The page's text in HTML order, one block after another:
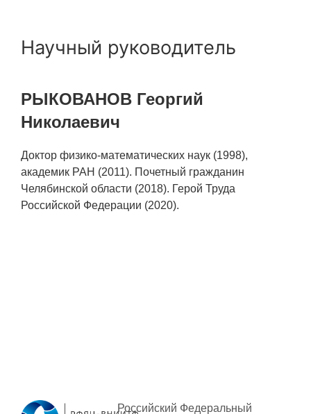
Премии молодым ученым
Семинар «Моделирование технологий
ЯТЦ»
Препринты
Зимняя школа по физике высоких
плотностей энергий
Молодежная научно-техническая
Каталог гражданской продукции
Научный руководитель
РЫКОВАНОВ Георгий
Николаевич
Доктор физико-математических наук (1998),
академик РАН (2011). Почетный гражданин
Челябинской области (2018). Герой Труда
Российской Федерации (2020).
Российский Федеральный